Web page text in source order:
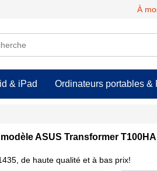
À
& iPad Ordinateurs portables &
ASUS Transformer
de haute qualité et à bas prix!